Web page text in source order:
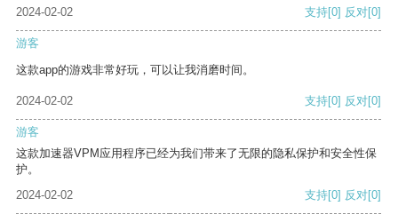
2024-02-02
支持[0] 反对[0]
游客
这款app的游戏非常好玩，可以让我消磨时间。
2024-02-02 支持[0] 反对[0]
游客
这款加速器VPM应用程序已经为我们带来了无限的隐私保护和安全性保
护。
2024-02-02
支持[0] 反对[0]